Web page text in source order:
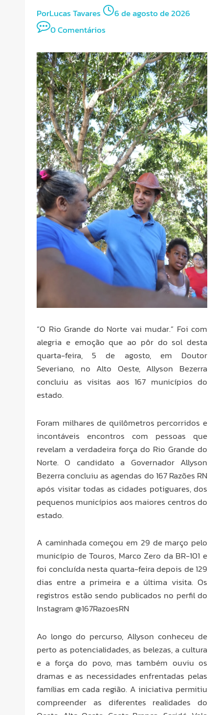
PorLucas Tavares
6 de agosto de 2026
0 Comentários
“O Rio Grande do Norte vai mudar.” Foi com
alegria e emoção que ao pôr do sol desta
quarta-feira, 5 de agosto, em Doutor
Severiano, no Alto Oeste, Allyson Bezerra
concluiu as visitas aos 167 municípios do
estado.
Foram milhares de quilômetros percorridos e
incontáveis encontros com pessoas que
revelam a verdadeira força do Rio Grande do
Norte. O candidato a Governador Allyson
Bezerra concluiu as agendas do 167 Razões RN
após visitar todas as cidades potiguares, dos
pequenos municípios aos maiores centros do
estado.
A caminhada começou em 29 de março pelo
município de Touros, Marco Zero da BR-101 e
foi concluída nesta quarta-feira depois de 129
dias entre a primeira e a última visita. Os
registros estão sendo publicados no perfil do
Instagram @167RazoesRN
Ao longo do percurso, Allyson conheceu de
perto as potencialidades, as belezas, a cultura
e a força do povo, mas também ouviu os
dramas e as necessidades enfrentadas pelas
famílias em cada região. A iniciativa permitiu
compreender as diferentes realidades do